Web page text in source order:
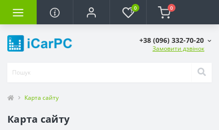
0 0
+38 (096) 332-70-20
Замовити дзвінок
Карта сайту
Карта сайту